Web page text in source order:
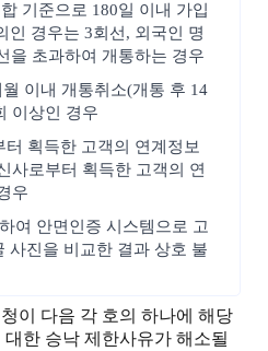
기준으로 180일 이내 가입
인 경우는 3회선, 외국인 명
을 초과하여 개통하는 경우
이내 개통취소(개통 후 14
이상인 경우
획득한 고객의 연계정보
사로부터 획득한 고객의 연
우
여 안면인증 시스템으로 고
사진을 비교한 결과 상호 불
이 다음 각 호의 하나에 해당
한 승낙 제한사유가 해소될